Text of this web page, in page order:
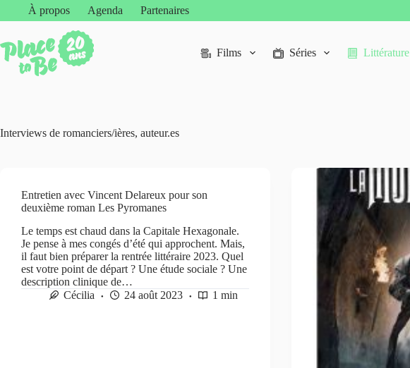
À propos Agenda Partenaires
Films Séries Littérature
Interviews de romanciers/ières, auteur.es
Entretien avec Vincent Delareux pour son
deuxième roman Les Pyromanes
Le temps est chaud dans la Capitale Hexagonale.
Je pense à mes congés d’été qui approchent. Mais,
il faut bien préparer la rentrée littéraire 2023. Quel
est votre point de départ ? Une étude sociale ? Une
description clinique de…
Cécilia
24 août 2023 1 min